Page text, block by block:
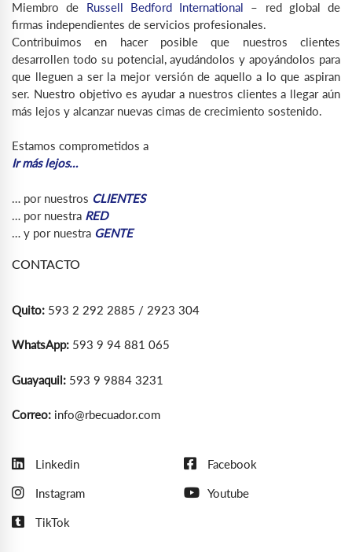
Miembro de Russell Bedford International – red global de
firmas independientes de servicios profesionales.
Contribuimos en hacer posible que nuestros clientes
desarrollen todo su potencial, ayudándolos y apoyándolos para
que lleguen a ser la mejor versión de aquello a lo que aspiran
ser. Nuestro objetivo es ayudar a nuestros clientes a llegar aún
más lejos y alcanzar nuevas cimas de crecimiento sostenido.
Estamos comprometidos a
Ir más lejos…
… por nuestros CLIENTES
… por nuestra RED
… y por nuestra GENTE
CONTACTO
Quito: 593 2 292 2885 / 2923 304
WhatsApp: 593 9 94 881 065
Guayaquil: 593 9 9884 3231
Correo: info@rbecuador.com
Linkedin Facebook
Instagram Youtube
TikTok